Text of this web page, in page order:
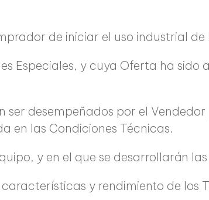
de iniciar el uso industrial de
Especiales, y cuya Oferta ha
ser desempeñados por el
en las Condiciones Técnicas.
y en el que se desarrollarán
y rendimiento de los